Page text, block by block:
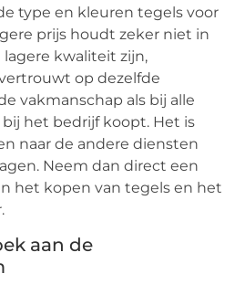
type en kleuren tegels voor
prijs houdt zeker niet in
kwaliteit zijn,
op dezelfde
vakmanschap als bij alle
het bedrijf koopt. Het is
naar de andere diensten
Neem dan direct een
het kopen van tegels en het
aan de